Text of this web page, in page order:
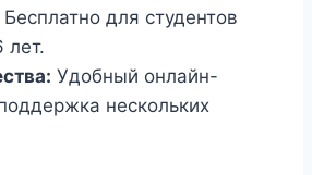
Бесплатно для студентов
Удобный онлайн-
нескольких